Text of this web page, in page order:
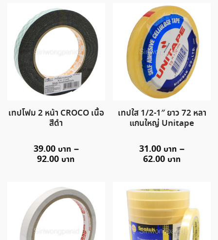
เทปโฟม 2 หน้า CROCO เนื้อ
สีดำ
39.00
–
92.00
เทปใส 1/2-1″ ยาว 72 หลา
แกนใหญ่ Unitape
31.00
–
62.00